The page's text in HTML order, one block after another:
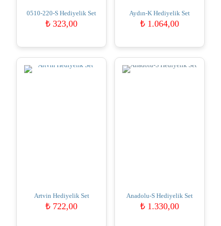
0510-220-S Hediyelik Set
₺ 323,00
Aydın-K Hediyelik Set
₺1.064,00
Artvin Hediyelik Set
₺ 722,00
Anadolu-S Hediyelik Set
₺1.330,00